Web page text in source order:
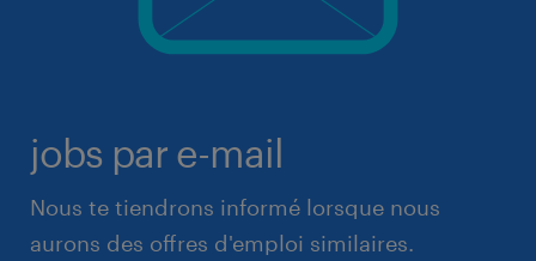
jobs par e-mail
Nous te tiendrons informé lorsque nous
aurons des offres d'emploi similaires.